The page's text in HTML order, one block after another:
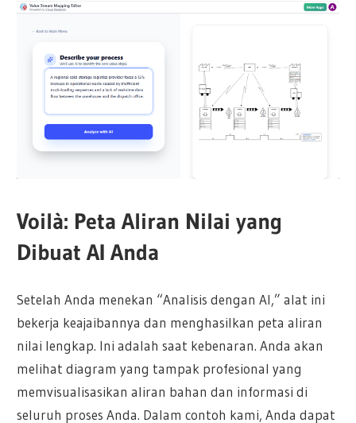
Voilà: Peta Aliran Nilai yang
Dibuat AI Anda
Setelah Anda menekan “Analisis dengan AI,” alat ini
bekerja keajaibannya dan menghasilkan peta aliran
nilai lengkap. Ini adalah saat kebenaran. Anda akan
melihat diagram yang tampak profesional yang
memvisualisasikan aliran bahan dan informasi di
seluruh proses Anda. Dalam contoh kami, Anda dapat